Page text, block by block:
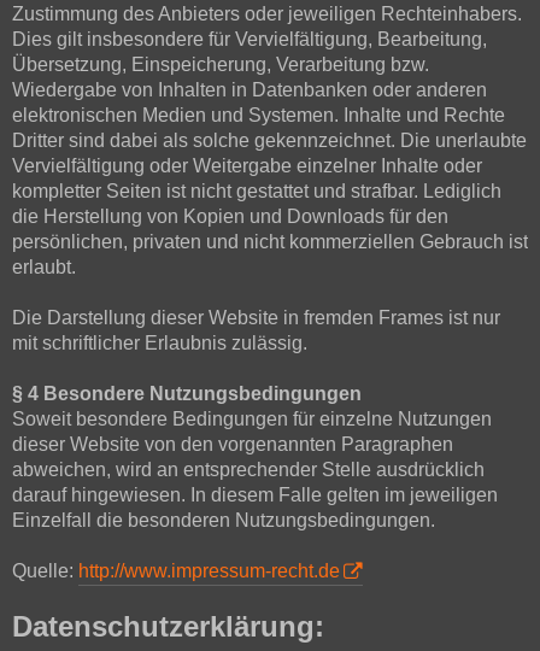
Zustimmung des Anbieters oder jeweiligen Rechteinhabers.
Dies gilt insbesondere für Vervielfältigung, Bearbeitung,
Übersetzung, Einspeicherung, Verarbeitung bzw.
Wiedergabe von Inhalten in Datenbanken oder anderen
elektronischen Medien und Systemen. Inhalte und Rechte
Dritter sind dabei als solche gekennzeichnet. Die unerlaubte
Vervielfältigung oder Weitergabe einzelner Inhalte oder
kompletter Seiten ist nicht gestattet und strafbar. Lediglich
die Herstellung von Kopien und Downloads für den
persönlichen, privaten und nicht kommerziellen Gebrauch ist
erlaubt.
Die Darstellung dieser Website in fremden Frames ist nur
mit schriftlicher Erlaubnis zulässig.
§ 4 Besondere Nutzungsbedingungen
Soweit besondere Bedingungen für einzelne Nutzungen
dieser Website von den vorgenannten Paragraphen
abweichen, wird an entsprechender Stelle ausdrücklich
darauf hingewiesen. In diesem Falle gelten im jeweiligen
Einzelfall die besonderen Nutzungsbedingungen.
Quelle: http://www.impressum-recht.de
Datenschutzerklärung: